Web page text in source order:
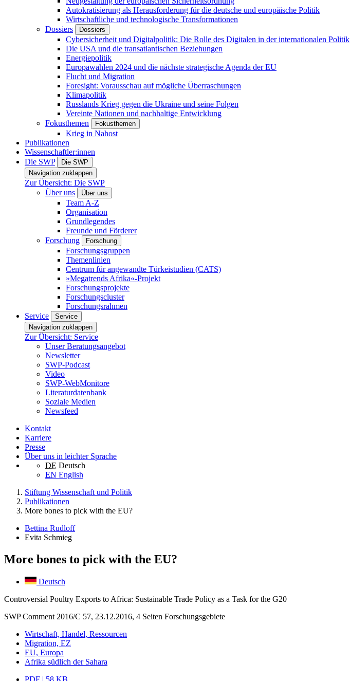
Autokratisierung als Herausforderung für die deutsche und europäische Politik
Wirtschaftliche und technologische Transformationen
Dossiers
Dossiers
Cybersicherheit und Digitalpolitik: Die Rolle des Digitalen in der internationalen Politik
Die USA und die transatlantischen Beziehungen
Energiepolitik
Europawahlen 2024 und die nächste strategische Agenda der EU
Flucht und Migration
Foresight: Vorausschau auf mögliche Überraschungen
Klimapolitik
Russlands Krieg gegen die Ukraine und seine Folgen
Vereinte Nationen und nachhaltige Entwicklung
Fokusthemen
Fokusthemen
Krieg in Nahost
Publikationen
Wissenschaftler:innen
Die SWP
Die SWP
Navigation zuklappen
Zur Übersicht: Die SWP
Über uns
Über uns
Team A-Z
Organisation
Grundlegendes
Freunde und Förderer
Forschung
Forschung
Forschungsgruppen
Themenlinien
Centrum für angewandte Türkeistudien (CATS)
»Megatrends Afrika«-Projekt
Forschungsprojekte
Forschungscluster
Forschungsrahmen
Service
Service
Navigation zuklappen
Zur Übersicht: Service
Unser Beratungsangebot
Newsletter
SWP-Podcast
Video
SWP-WebMonitore
Literaturdatenbank
Soziale Medien
Newsfeed
Kontakt
Karriere
Presse
Über uns in leichter Sprache
DE Deutsch
EN English
Stiftung Wissenschaft und Politik
Publikationen
More bones to pick with the EU?
Bettina Rudloff
Evita Schmieg
More bones to pick with the EU?
Deutsch
Controversial Poultry Exports to Africa: Sustainable Trade Policy as a Task for the G20
SWP Comment 2016/C 57, 23.12.2016, 4 Seiten Forschungsgebiete
Wirtschaft, Handel, Ressourcen
Migration, EZ
EU, Europa
Afrika südlich der Sahara